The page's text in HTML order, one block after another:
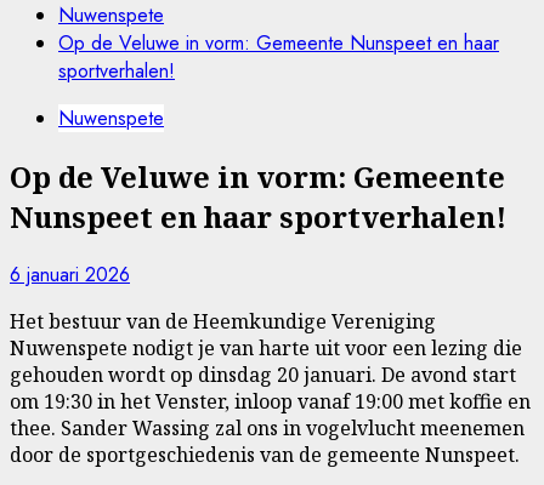
Nuwenspete
Op de Veluwe in vorm: Gemeente Nunspeet en haar
sportverhalen!
Nuwenspete
Op de Veluwe in vorm: Gemeente
Nunspeet en haar sportverhalen!
6 januari 2026
Het bestuur van de Heemkundige Vereniging
Nuwenspete nodigt je van harte uit voor een lezing die
gehouden wordt op dinsdag 20 januari. De avond start
om 19:30 in het Venster, inloop vanaf 19:00 met koffie en
thee. Sander Wassing zal ons in vogelvlucht meenemen
door de sportgeschiedenis van de gemeente Nunspeet.